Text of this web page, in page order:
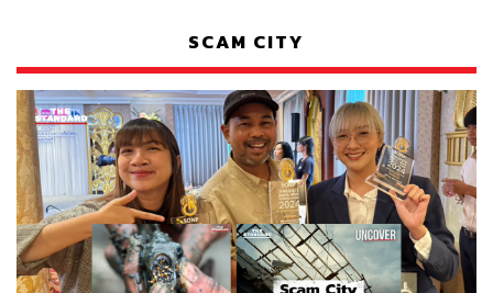
SCAM CITY